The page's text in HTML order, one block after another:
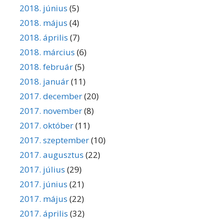
2018. június (5)
2018. május (4)
2018. április (7)
2018. március (6)
2018. február(5)
2018. január(11)
2017. december(20)
2017. november(8)
2017. október(11)
2017. szeptember(10)
2017. augusztus (22)
2017. július (29)
2017. június (21)
2017. május (22)
2017. április (32)